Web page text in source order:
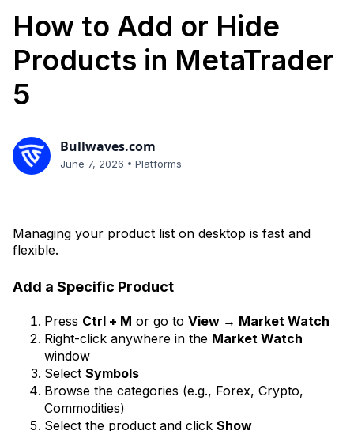
How to Add or Hide
Products in MetaTrader
5
Bullwaves.com
June 7, 2026 • Platforms
Managing your product list on desktop is fast and
flexible.
Add a Specific Product
Press Ctrl + M or go to View → Market Watch
Right-click anywhere in the Market Watch
window
Select Symbols
Browse the categories (e.g., Forex, Crypto,
Commodities)
Select the product and click Show